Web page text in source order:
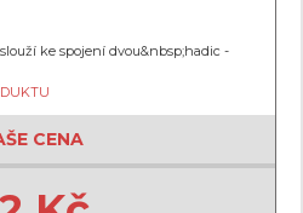
ke spojení dvou&nbsp;hadic -
CENA